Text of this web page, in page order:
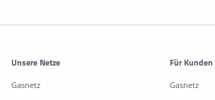
Weitere Informationen
Unsere Netze
Gasnetz
Für Kunden
Gasnetz